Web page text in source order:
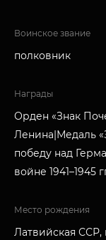
Воинское звание
полковник
Награды
Орден «Знак
Ленина|Медаль
победу над
войне 1941–1945
Место рождения
Латвийская ССР,